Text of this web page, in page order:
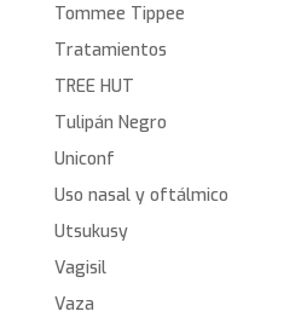
Tommee Tippee
Tratamientos
TREE HUT
Tulipán Negro
Uniconf
Uso nasal y oftálmico
Utsukusy
Vagisil
Vaza